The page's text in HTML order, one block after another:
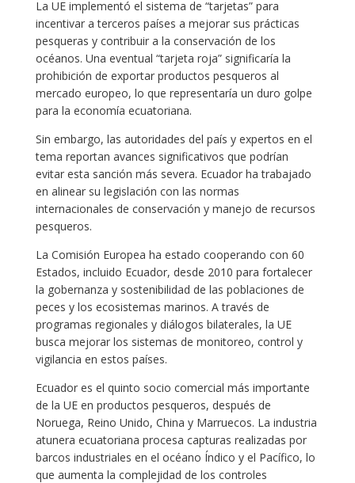
La UE implementó el sistema de “tarjetas” para
incentivar a terceros países a mejorar sus prácticas
pesqueras y contribuir a la conservación de los
océanos. Una eventual “tarjeta roja” significaría la
prohibición de exportar productos pesqueros al
mercado europeo, lo que representaría un duro golpe
para la economía ecuatoriana.
Sin embargo, las autoridades del país y expertos en el
tema reportan avances significativos que podrían
evitar esta sanción más severa. Ecuador ha trabajado
en alinear su legislación con las normas
internacionales de conservación y manejo de recursos
pesqueros.
La Comisión Europea ha estado cooperando con 60
Estados, incluido Ecuador, desde 2010 para fortalecer
la gobernanza y sostenibilidad de las poblaciones de
peces y los ecosistemas marinos. A través de
programas regionales y diálogos bilaterales, la UE
busca mejorar los sistemas de monitoreo, control y
vigilancia en estos países.
Ecuador es el quinto socio comercial más importante
de la UE en productos pesqueros, después de
Noruega, Reino Unido, China y Marruecos. La industria
atunera ecuatoriana procesa capturas realizadas por
barcos industriales en el océano Índico y el Pacífico, lo
que aumenta la complejidad de los controles